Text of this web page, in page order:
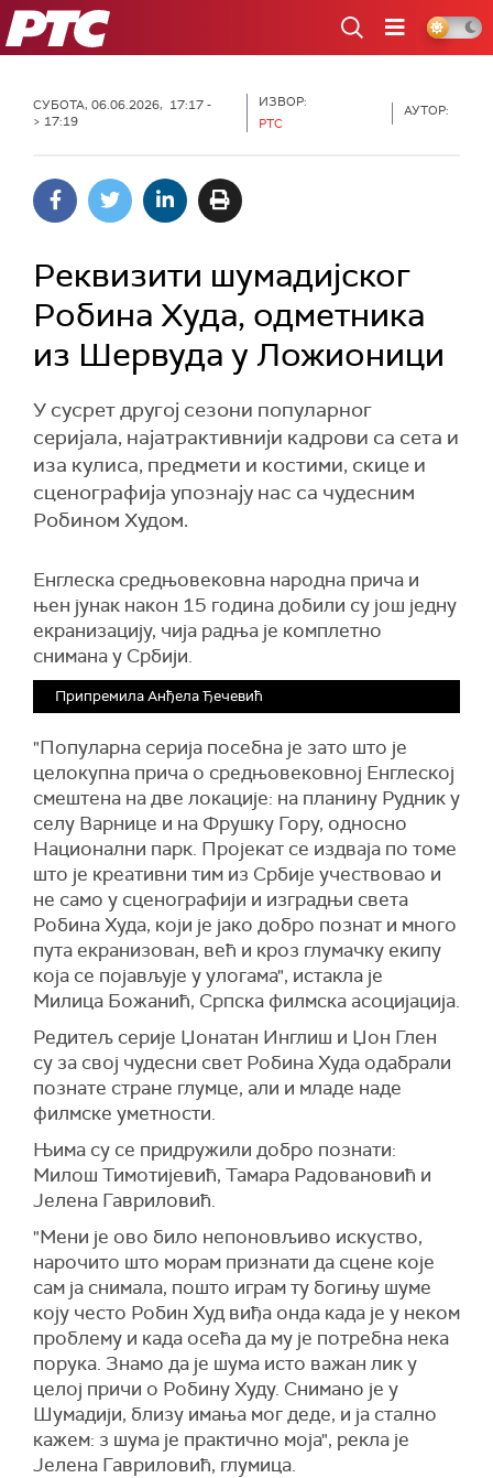
РТС
СУБОТА, 06.06.2026, 17:17 -
> 17:19
ИЗВОР:
РТС
АУТОР:
Реквизити шумадијског
Робина Худа, одметника
из Шервуда у Ложионици
У сусрет другој сезони популарног
серијала, најатрактивнији кадрови са сета и
иза кулиса, предмети и костими, скице и
сценографија упознају нас са чудесним
Робином Худом.
Енглеска средњовековна народна прича и
њен јунак након 15 година добили су још једну
екранизацију, чија радња је комплетно
снимана у Србији.
Припремила Анђела Ђечевић
"Популарна серија посебна је зато што је
целокупна прича о средњовековној Енглеској
смештена на две локације: на планину Рудник у
селу Варнице и на Фрушку Гору, односно
Национални парк. Пројекат се издваја по томе
што је креативни тим из Србије учествовао и
не само у сценографији и изградњи света
Робина Худа, који је јако добро познат и много
пута екранизован, већ и кроз глумачку екипу
која се појављује у улогама", истакла је
Милица Божанић, Српска филмска асоцијација.
Редитељ серије Џонатан Инглиш и Џон Глен
су за свој чудесни свет Робина Худа одабрали
познате стране глумце, али и младе наде
филмске уметности.
Њима су се придружили добро познати:
Милош Тимотијевић, Тамара Радовановић и
Јелена Гавриловић.
"Мени је ово било непоновљиво искуство,
нарочито што морам признати да сцене које
сам ја снимала, пошто играм ту богињу шуме
коју често Робин Худ виђа онда када је у неком
проблему и када осећа да му је потребна нека
порука. Знамо да је шума исто важан лик у
целој причи о Робину Худу. Снимано је у
Шумадији, близу имања мог деде, и ја стално
кажем: з шума је практично моја", рекла је
Јелена Гавриловић, глумица.